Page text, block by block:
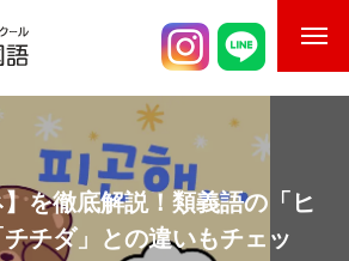
を徹底解説！類義語の「ヒ
チダ」との違いもチェッ